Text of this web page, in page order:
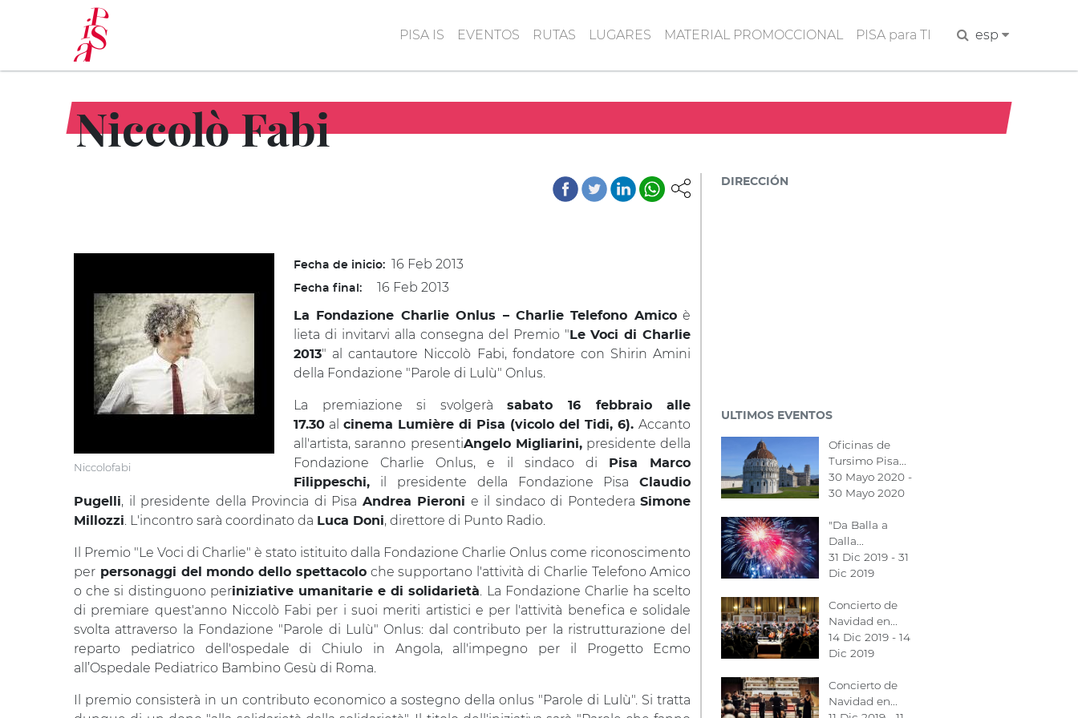
principal
PISA IS EVENTOS RUTAS LUGARES MATERIAL PROMOCCIONAL PISA para TI Buscaresp
Niccolò Fabi
Niccolofabi
Fecha de inicio: 16 Feb 2013
Fecha final: 16 Feb 2013
La Fondazione Charlie Onlus – Charlie Telefono Amicoè
lieta di invitarvi alla consegna del Premio " Le Voci di Charlie
2013" al cantautore Niccolò Fabi, fondatore con Shirin Amini
della Fondazione "Parole di Lulù" Onlus.
La premiazione si svolgeràsabato 16 febbraio alle
17.30 alcinema Lumière di Pisa (vicolo del Tidi, 6).Accanto
all'artista, saranno presentiAngelo Migliarini,presidente della
Fondazione Charlie Onlus, e il sindaco di
Pisa Marco
Filippeschi, il presidente della Fondazione PisaClaudio
Pugelli, il presidente della Provincia di Pisa Andrea Pieroni e il sindaco di PontederaSimone
Millozzi. L'incontro sarà coordinato da Luca Doni, direttore di Punto Radio.
Il Premio "Le Voci di Charlie" è stato istituito dalla Fondazione Charlie Onlus come riconoscimento
per personaggi del mondo dello spettacoloche supportano l'attività di Charlie Telefono Amico
o che si distinguono periniziative umanitarie e di solidarietà. La Fondazione Charlie ha scelto
di premiare quest'anno Niccolò Fabi per i suoi meriti artistici e per l'attività benefica e solidale
svolta attraverso la Fondazione "Parole di Lulù" Onlus: dal contributo per la ristrutturazione del
reparto pediatrico dell'ospedale di Chiulo in Angola, all'impegno per il Progetto Ecmo
all’Ospedale Pediatrico Bambino Gesù di Roma.
Il premio consisterà in un contributo economico a sostegno della onlus "Parole di Lulù". Si tratta
DIRECCIÓN
ULTIMOS EVENTOS
Oficinas de
Tursimo Pisa...
30 Mayo 2020 -
30 Mayo 2020
"Da Balla a
Dalla...
31 Dic 2019 - 31
Dic 2019
Concierto de
Navidad en...
14 Dic 2019 - 14
Dic 2019
Concierto de
Navidad en...